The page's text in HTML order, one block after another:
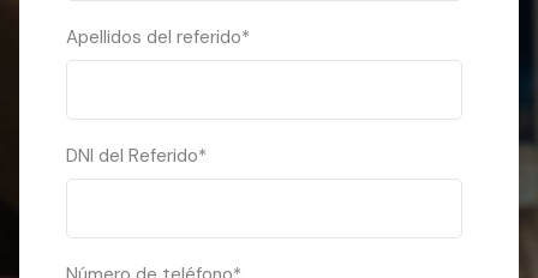
Apellidos del referido*
DNI del Referido*